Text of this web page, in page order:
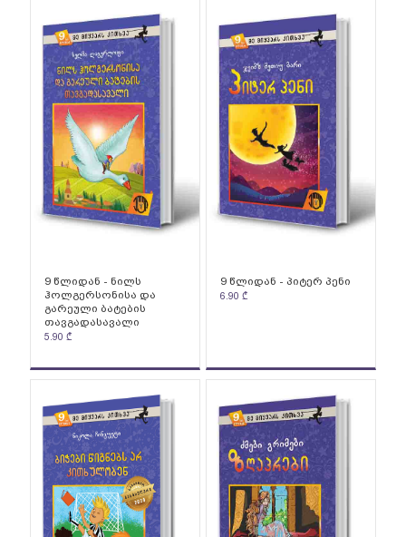
9 წლიდან - ნილს
ჰოლგერსონისა და
გარეული ბატების
თავგადასავალი
5.90 ₾
9 წლიდან - პიტერ პენი
6.90 ₾